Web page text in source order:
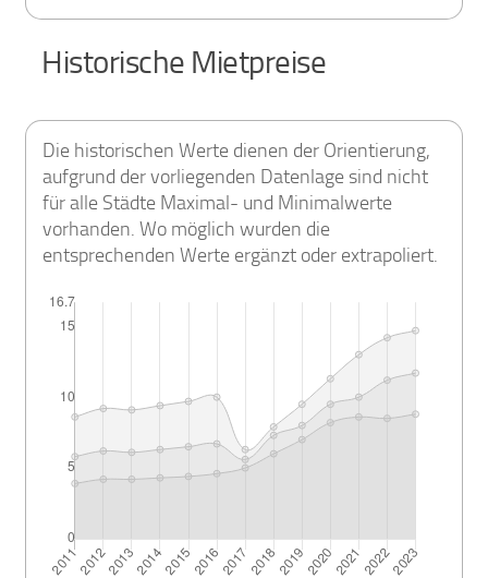
Historische Mietpreise
Die historischen Werte dienen der Orientierung,
aufgrund der vorliegenden Datenlage sind nicht
für alle Städte Maximal- und Minimalwerte
vorhanden. Wo möglich wurden die
entsprechenden Werte ergänzt oder extrapoliert.